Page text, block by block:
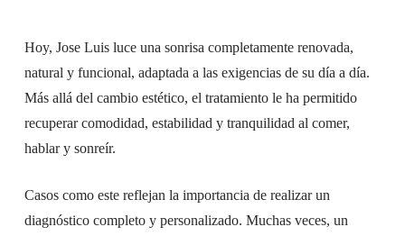
Hoy, Jose Luis luce una sonrisa completamente renovada,
natural y funcional, adaptada a las exigencias de su día a día.
Más allá del cambio estético, el tratamiento le ha permitido
recuperar comodidad, estabilidad y tranquilidad al comer,
hablar y sonreír.
Casos como este reflejan la importancia de realizar un
diagnóstico completo y personalizado. Muchas veces, un